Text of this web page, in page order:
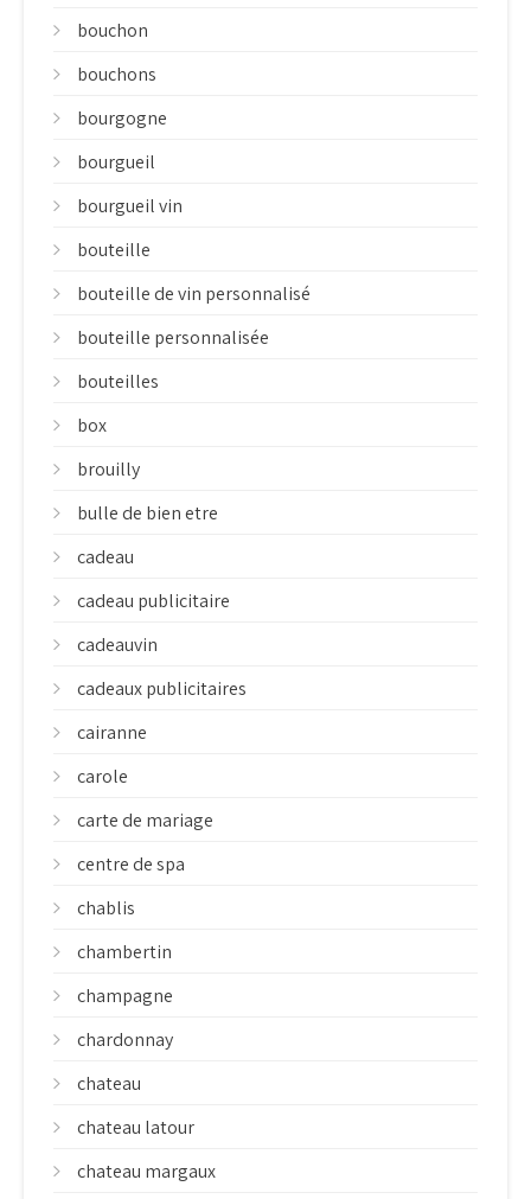
bouchon
bouchons
bourgogne
bourgueil
bourgueil vin
bouteille
bouteille de vin personnalisé
bouteille personnalisée
bouteilles
box
brouilly
bulle de bien etre
cadeau
cadeau publicitaire
cadeauvin
cadeaux publicitaires
cairanne
carole
carte de mariage
centre de spa
chablis
chambertin
champagne
chardonnay
chateau
chateau latour
chateau margaux